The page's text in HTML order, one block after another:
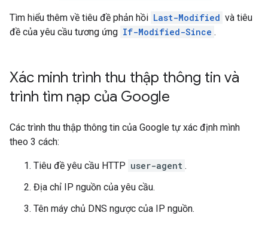
Tìm hiểu thêm về tiêu đề phản hồi Last-Modified và tiêu
đề của yêu cầu tương ứng If-Modified-Since .
Xác minh trình thu thập thông tin và
trình tìm nạp của Google
Các trình thu thập thông tin của Google tự xác định mình
theo 3 cách:
Tiêu đề yêu cầu HTTP user-agent .
Địa chỉ IP nguồn của yêu cầu.
Tên máy chủ DNS ngược của IP nguồn.